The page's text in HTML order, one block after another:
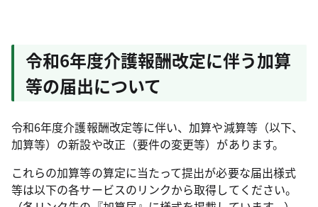
令和6年度介護報酬改定に伴う加算
等の届出について
令和6年度介護報酬改定等に伴い、加算や減算等（以下、
加算等）の新設や改正（要件の変更等）があります。
これらの加算等の算定に当たって提出が必要な届出様式
等は以下の各サービスのリンクから取得してください。